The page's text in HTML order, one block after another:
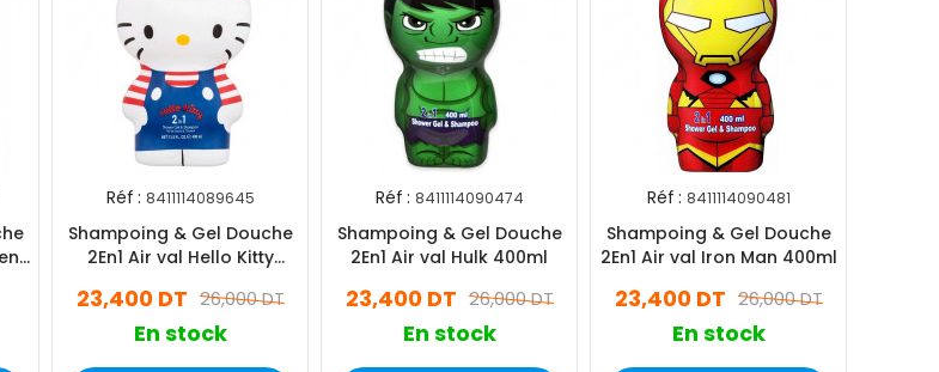
Réf : 8411114089645
Shampoing & Gel Douche
2En1 Air val Hello Kitty
26,000 DT
23,400 DT
En stock
Réf : 8411114090474
Shampoing & Gel Douche
2En1 Air val Hulk 400ml
26,000 DT
23,400 DT
En stock
Réf : 8411114090481
Shampoing & Gel Douche
2En1 Air val Iron Man 400ml
26,000 DT
23,400 DT
En stock